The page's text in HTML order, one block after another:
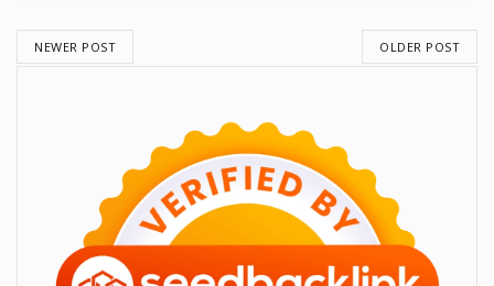
NEWER POST OLDER POST